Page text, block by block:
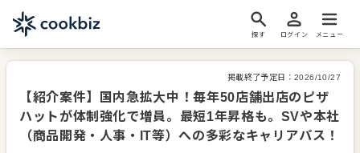
探す ログイン メニュー
掲載終了予定日： 2026/10/27
【紹介案件】国内急拡大中！毎年50店舗出店のピザ
ハットが体制強化で増員。最短1年昇格も。SVや本社
（商品開発・人事・IT等）への多彩なキャリアパス！